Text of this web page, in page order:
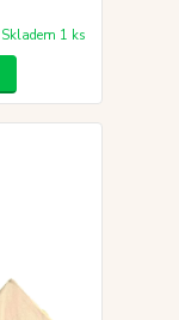
Skladem 1 ks